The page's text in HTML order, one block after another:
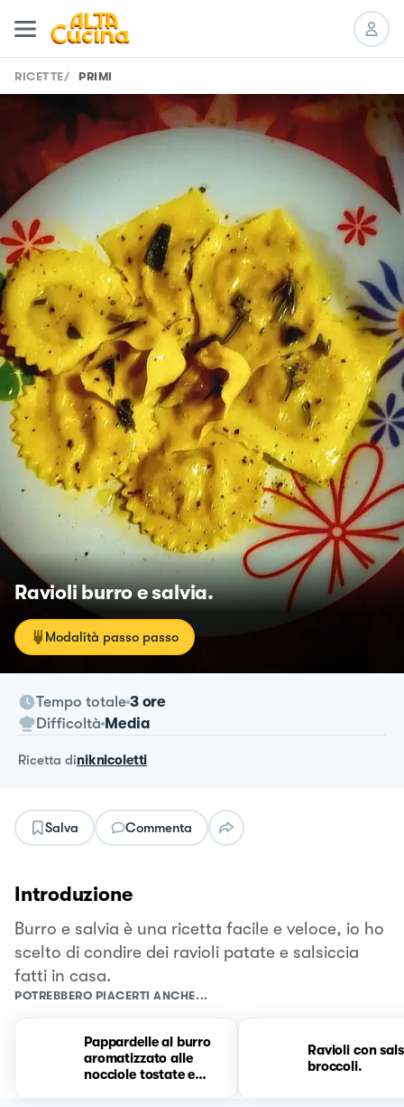
RICETTE/ PRIMI
Ravioli burro e salvia.
Modalità passo passo
Tempo totale 3 ore
Difficoltà Media
ricetta diniknicoletti
Salva Commenta
Introduzione
Burro e salvia è una ricetta facile e veloce, io ho
scelto di condire dei ravioli patate e salsiccia
fatti in casa.
POTREBBERO PIACERTI ANCHE...
Pappardelle al burro
aromatizzato alle
nocciole tostate e
Ravioli con
broccoli.